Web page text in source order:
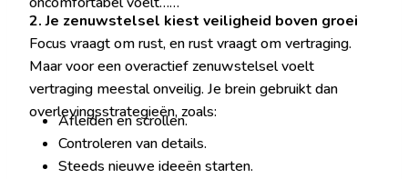
2. Je zenuwstelsel kiest veiligheid boven groei
Focus vraagt om rust, en rust vraagt om vertraging.
Maar voor een overactief zenuwstelsel voelt
vertraging meestal onveilig. Je brein gebruikt dan
overlevingsstrategieën, zoals:
Afleiden en scrollen.
Controleren van details.
Steeds nieuwe ideeën starten.